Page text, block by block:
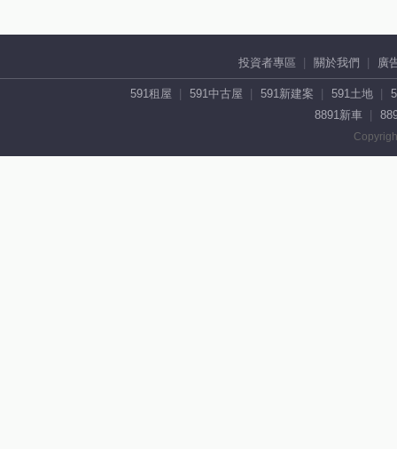
投資者專區 關於我們 廣
591租屋 591中古屋 591新建案 591土地
8891新車